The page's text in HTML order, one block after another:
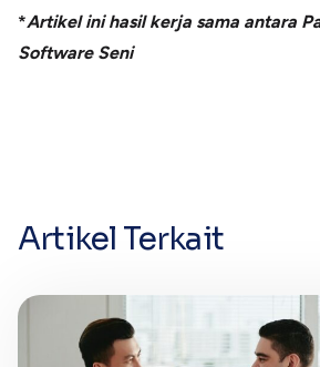
*Artikel ini hasil kerja sama antara
Software Seni
Artikel Terkait